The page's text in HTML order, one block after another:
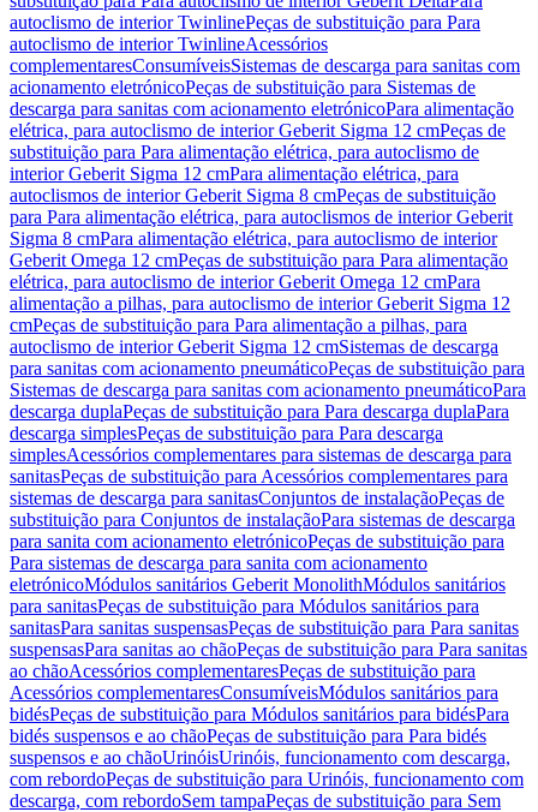
autoclismo de interior TwinlinePeças de substituição para Para
autoclismo de interior TwinlineAcessórios
complementaresConsumíveisSistemas de descarga para sanitas com
acionamento eletrónicoPeças de substituição para Sistemas de
descarga para sanitas com acionamento eletrónicoPara alimentação
elétrica, para autoclismo de interior Geberit Sigma 12 cmPeças de
substituição para Para alimentação elétrica, para autoclismo de
interior Geberit Sigma 12 cmPara alimentação elétrica, para
autoclismos de interior Geberit Sigma 8 cmPeças de substituição
para Para alimentação elétrica, para autoclismos de interior Geberit
Sigma 8 cmPara alimentação elétrica, para autoclismo de interior
Geberit Omega 12 cmPeças de substituição para Para alimentação
elétrica, para autoclismo de interior Geberit Omega 12 cmPara
alimentação a pilhas, para autoclismo de interior Geberit Sigma 12
cmPeças de substituição para Para alimentação a pilhas, para
autoclismo de interior Geberit Sigma 12 cmSistemas de descarga
para sanitas com acionamento pneumáticoPeças de substituição para
Sistemas de descarga para sanitas com acionamento pneumáticoPara
descarga duplaPeças de substituição para Para descarga duplaPara
descarga simplesPeças de substituição para Para descarga
simplesAcessórios complementares para sistemas de descarga para
sanitasPeças de substituição para Acessórios complementares para
sistemas de descarga para sanitasConjuntos de instalaçãoPeças de
substituição para Conjuntos de instalaçãoPara sistemas de descarga
para sanita com acionamento eletrónicoPeças de substituição para
Para sistemas de descarga para sanita com acionamento
eletrónicoMódulos sanitários Geberit MonolithMódulos sanitários
para sanitasPeças de substituição para Módulos sanitários para
sanitasPara sanitas suspensasPeças de substituição para Para sanitas
suspensasPara sanitas ao chãoPeças de substituição para Para sanitas
ao chãoAcessórios complementaresPeças de substituição para
Acessórios complementaresConsumíveisMódulos sanitários para
bidésPeças de substituição para Módulos sanitários para bidésPara
bidés suspensos e ao chãoPeças de substituição para Para bidés
suspensos e ao chãoUrinóisUrinóis, funcionamento com descarga,
com rebordoPeças de substituição para Urinóis, funcionamento com
descarga, com rebordoSem tampaPeças de substituição para Sem